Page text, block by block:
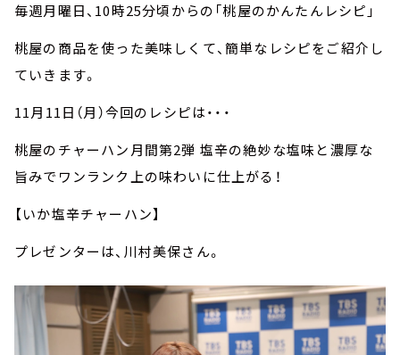
毎週月曜日、10時25分頃からの「桃屋のかんたんレシピ」
桃屋の商品を使った美味しくて、簡単なレシピをご紹介し
ていきます。
11月11日（月）今回のレシピは・・・
桃屋のチャーハン月間第2弾 塩辛の絶妙な塩味と濃厚な
旨みでワンランク上の味わいに仕上がる！
【いか塩辛チャーハン】
プレゼンターは、川村美保さん。